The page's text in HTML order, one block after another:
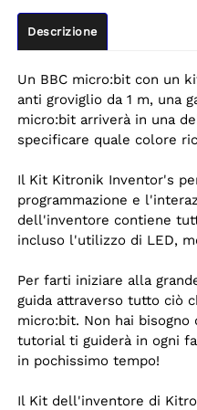
Descrizione
Un BBC micro:bit con un
anti groviglio da 1 m, una
micro:bit arriverà in una
specificare quale colore
Il Kit Kitronik Inventor's
programmazione e
dell'inventore contiene
incluso l'utilizzo di LED,
Per farti iniziare alla
guida attraverso tutto ciò
micro:bit. Non hai
tutorial ti guiderà in ogni
in pochissimo tempo!
Il Kit dell'inventore di